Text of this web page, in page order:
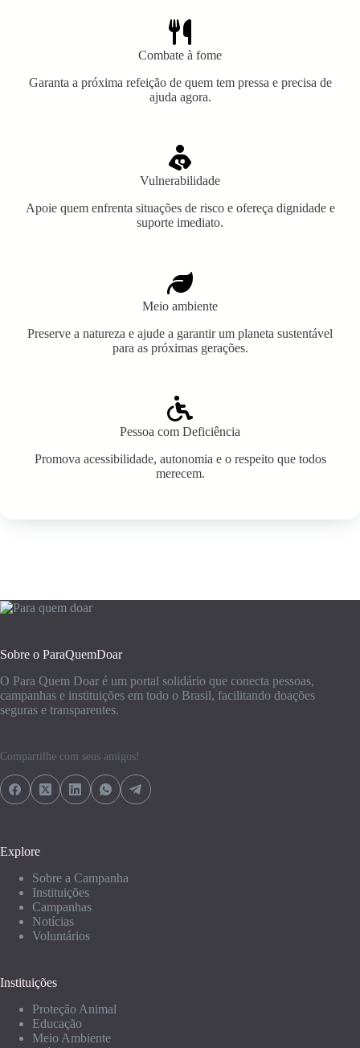
Combate à fome
Garanta a próxima refeição de quem tem pressa e precisa de
ajuda agora.
Vulnerabilidade
Apoie quem enfrenta situações de risco e ofereça dignidade e
suporte imediato.
Meio ambiente
Preserve a natureza e ajude a garantir um planeta sustentável
para as próximas gerações.
Pessoa com Deficiência
Promova acessibilidade, autonomia e o respeito que todos
merecem.
Sobre o ParaQuemDoar
O Para Quem Doar é um portal solidário que conecta pessoas,
campanhas e instituições em todo o Brasil, facilitando doações
seguras e transparentes.
Compartilhe com seus amigos!
Explore
Sobre a Campanha
Instituições
Campanhas
Notícias
Voluntários
Instituições
Proteção Animal
Educação
Meio Ambiente